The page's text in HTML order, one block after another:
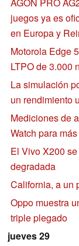
juegos ya es
en Europa y
Motorola Edge
LTPO de 3.000
La simulación
un rendimiento
Mediciones de
Watch para
El Vivo X200
degradada
California, a un
Oppo muestra
triple plegado
jueves 29